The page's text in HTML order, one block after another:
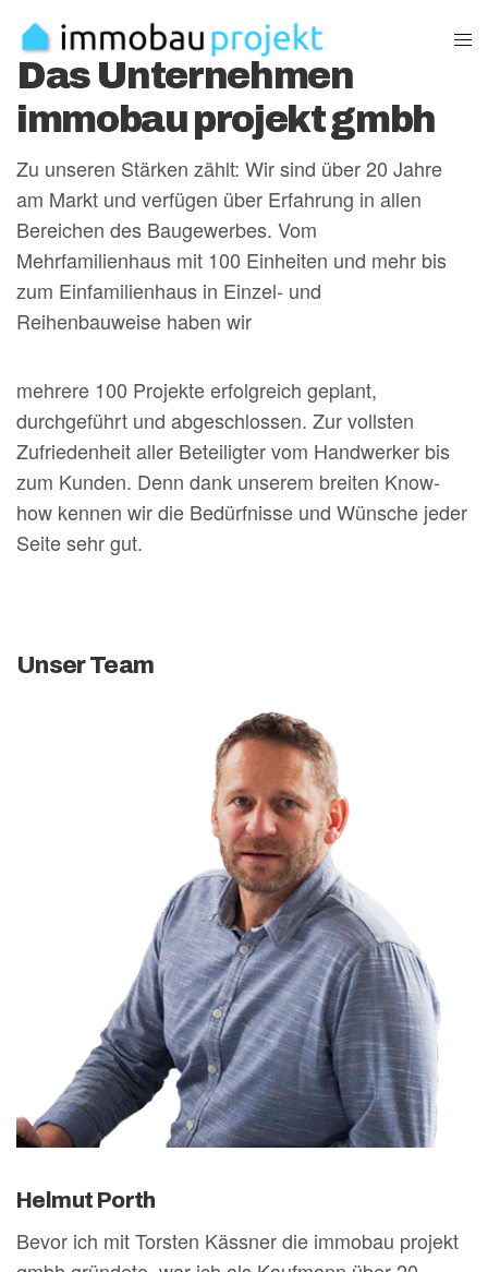
Das Unternehmen
immobau projekt gmbh
Zu unseren Stärken zählt: Wir sind über 20 Jahre
am Markt und verfügen über Erfahrung in allen
Bereichen des Baugewerbes. Vom
Mehrfamilienhaus mit 100 Einheiten und mehr bis
zum Einfamilienhaus in Einzel- und
Reihenbauweise haben wir
mehrere 100 Projekte erfolgreich geplant,
durchgeführt und abgeschlossen. Zur vollsten
Zufriedenheit aller Beteiligter vom Handwerker bis
zum Kunden. Denn dank unserem breiten Know-
how kennen wir die Bedürfnisse und Wünsche jeder
Seite sehr gut.
Unser Team
Helmut Porth
Bevor ich mit Torsten Kässner die immobau projekt